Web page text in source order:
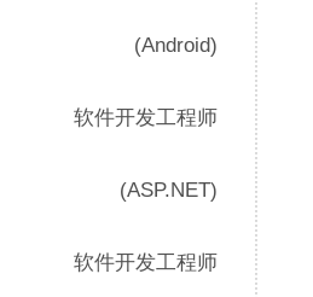
(Android)
软件开发工程师
(ASP.NET)
软件开发工程师